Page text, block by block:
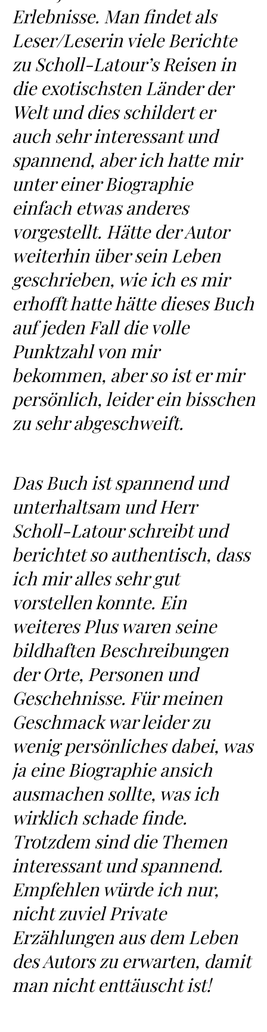
Erlebnisse. Man findet als
Leser/Leserin viele Berichte
zu Scholl-Latour’s Reisen in
die exotischsten Länder der
Welt und dies schildert er
auch sehr interessant und
spannend, aber ich hatte mir
unter einer Biographie
einfach etwas anderes
vorgestellt. Hätte der Autor
weiterhin über sein Leben
geschrieben, wie ich es mir
erhofft hatte hätte dieses Buch
auf jeden Fall die volle
Punktzahl von mir
bekommen, aber so ist er mir
persönlich, leider ein bisschen
zu sehr abgeschweift.
Das Buch ist spannend und
unterhaltsam und Herr
Scholl-Latour schreibt und
berichtet so authentisch, dass
ich mir alles sehr gut
vorstellen konnte. Ein
weiteres Plus waren seine
bildhaften Beschreibungen
der Orte, Personen und
Geschehnisse. Für meinen
Geschmack war leider zu
wenig persönliches dabei, was
ja eine Biographie ansich
ausmachen sollte, was ich
wirklich schade finde.
Trotzdem sind die Themen
interessant und spannend.
Empfehlen würde ich nur,
nicht zuviel Private
Erzählungen aus dem Leben
des Autors zu erwarten, damit
man nicht enttäuscht ist!